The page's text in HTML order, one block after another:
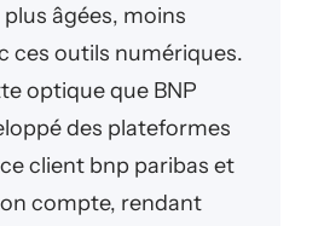
âgées, moins
ces outils numériques.
optique que BNP
des plateformes
client bnp paribas et
compte, rendant